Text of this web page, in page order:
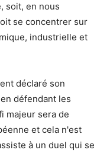
soit, en nous
se concentrer sur
industrielle et
déclaré son
défendant les
majeur sera de
et cela n'est
à un duel qui se